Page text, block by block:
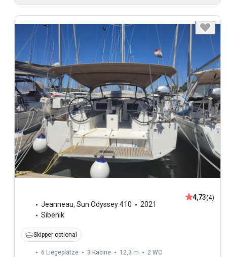
Jeanneau, Sun Odyssey 410
2021
Sibenik
4,73(4)
Skipper optional
6 Liegeplätze 3 Kabine 12,3 m 2 WC